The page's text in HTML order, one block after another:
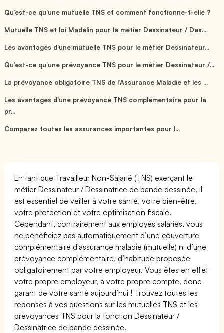
Qu’est-ce qu’une mutuelle TNS et comment fonctionne-t-elle ?
Mutuelle TNS et loi Madelin pour le métier Dessinateur / Des...
Les avantages d’une mutuelle TNS pour le métier Dessinateur...
Qu’est-ce qu’une prévoyance TNS pour le métier Dessinateur /...
La prévoyance obligatoire TNS de l’Assurance Maladie et les ...
Les avantages d’une prévoyance TNS complémentaire pour la
pr...
Comparez toutes les assurances importantes pour l...
En tant que Travailleur Non-Salarié (TNS) exerçant le
métier Dessinateur / Dessinatrice de bande dessinée, il
est essentiel de veiller à votre santé, votre bien-être,
votre protection et votre optimisation fiscale.
Cependant, contrairement aux employés salariés, vous
ne bénéficiez pas automatiquement d’une couverture
complémentaire d'assurance maladie (mutuelle) ni d’une
prévoyance complémentaire, d’habitude proposée
obligatoirement par votre employeur. Vous êtes en effet
votre propre employeur, à votre propre compte, donc
garant de votre santé aujourd’hui ! Trouvez toutes les
réponses à vos questions sur les mutuelles TNS et les
prévoyances TNS pour la fonction Dessinateur /
Dessinatrice de bande dessinée.